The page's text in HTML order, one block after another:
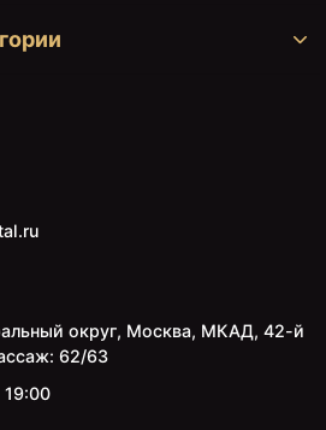
округ, Москва, МКАД, 42-й
62/63